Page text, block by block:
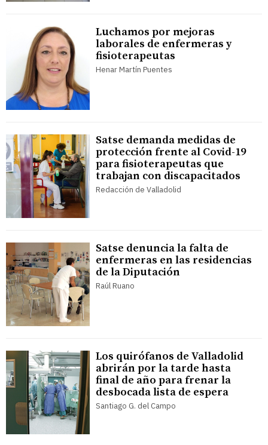
Luchamos por mejoras
laborales de enfermeras y
fisioterapeutas
Henar Martín Puentes
Satse demanda medidas de
protección frente al Covid-19
para fisioterapeutas que
trabajan con discapacitados
Redacción de Valladolid
Satse denuncia la falta de
enfermeras en las residencias
de la Diputación
Raúl Ruano
Los quirófanos de Valladolid
abrirán por la tarde hasta
final de año para frenar la
desbocada lista de espera
Santiago G. del Campo